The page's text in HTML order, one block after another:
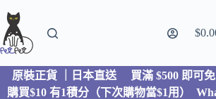
$
原裝正貨 ｜日本直送
買滿 $500 即可
購買$10 有1積分（下次購物當$1用）